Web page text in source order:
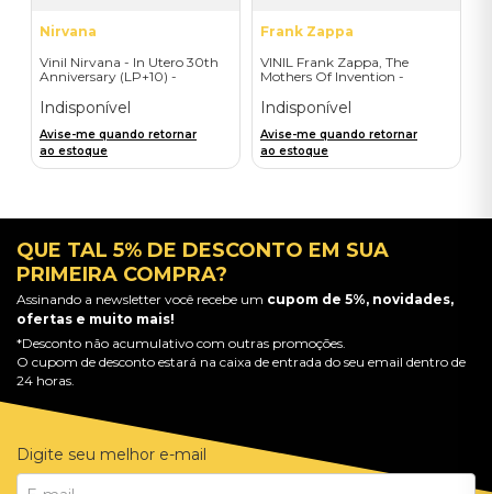
Nirvana
Vinil Nirvana - In Utero 30th
Anniversary (LP+10) -
Indisponível
Avise-me quando retornar
ao estoque
Frank Zappa
VINIL Frank Zappa, The
Mothers Of Invention -
The Mothers - Importado
Indisponível
Avise-me quando retornar
ao estoque
QUE TAL 5% DE DESCONTO EM SUA
PRIMEIRA COMPRA?
Assinando a newsletter você recebe um cupom de 5%, novidades,
ofertas e muito mais!
*Desconto não acumulativo com outras promoções.
O cupom de desconto estará na caixa de entrada do seu email dentro de
24 horas.
Digite seu melhor e-mail